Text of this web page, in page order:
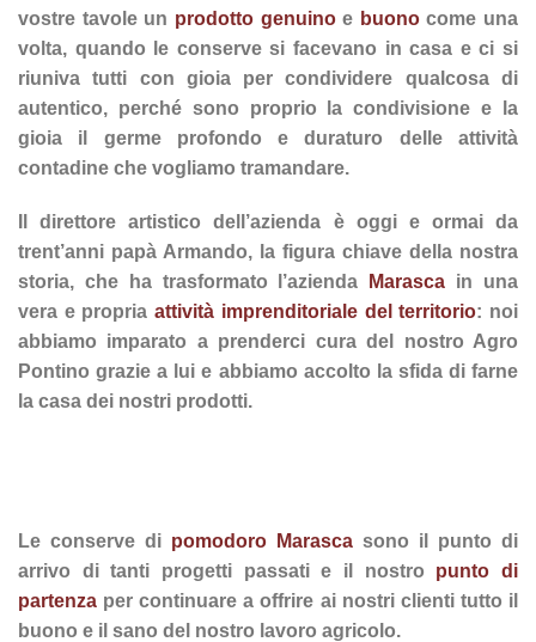
vostre tavole un prodotto genuinoe buonocome una
volta, quando le conserve si facevano in casa e ci si
riuniva tutti con gioia per condividere qualcosa di
autentico, perché sono proprio la condivisione e la
gioia il germe profondo e duraturo delle attività
contadine che vogliamo tramandare.
Il direttore artistico dell’azienda è oggi e ormai da
trent’anni papà Armando, la figura chiave della nostra
storia, che ha trasformato l’azienda
Marasca in una
vera e propriaattività imprenditoriale del territorio: noi
abbiamo imparato a prenderci cura del nostro Agro
Pontino grazie a lui e abbiamo accolto la sfida di farne
la casa dei nostri prodotti.
Le conserve di pomodoro Marasca sono il punto di
arrivo di tanti progetti passati e il nostro punto di
partenza per continuare a offrire ai nostri clienti tutto il
buono e il sano del nostro lavoro agricolo.